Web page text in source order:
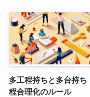
多工程持ちと多台持ち
程合理化のルール